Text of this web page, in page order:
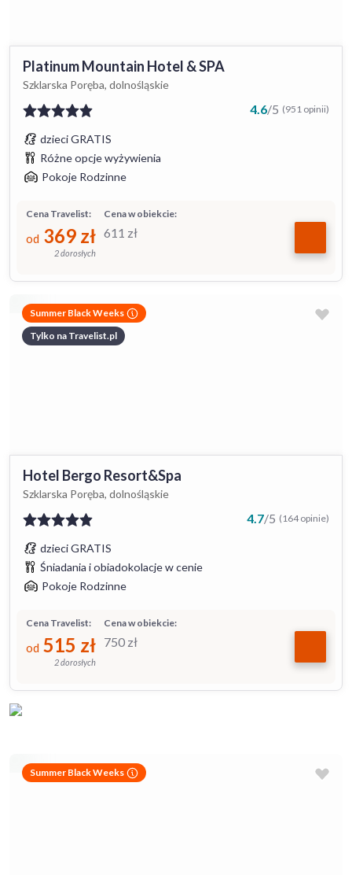
Platinum Mountain Hotel & SPA
Szklarska Poręba, dolnośląskie
4.6/5 (951 opinii)
dzieci GRATIS
Różne opcje wyżywienia
Pokoje Rodzinne
Cena w obiekcie:
611 zł
Cena Travelist:
od 369 zł
2 dorosłych
Summer Black Weeks
Tylko na Travelist.pl
Hotel Bergo Resort&Spa
Szklarska Poręba, dolnośląskie
4.7/5 (164 opinie)
dzieci GRATIS
Śniadania i obiadokolacje w cenie
Pokoje Rodzinne
Cena w obiekcie:
750 zł
Cena Travelist:
od 515 zł
2 dorosłych
Summer Black Weeks